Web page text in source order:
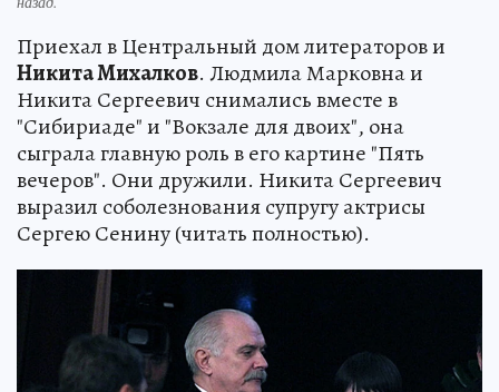
Приехал в Центральный дом литераторов и
Никита Михалков. Людмила Марковна и
Никита Сергеевич снимались вместе в
"Сибириаде" и "Вокзале для двоих", она
сыграла главную роль в его картине "Пять
вечеров". Они дружили. Никита Сергеевич
выразил соболезнования супругу актрисы
Сергею Сенину (читать полностью).